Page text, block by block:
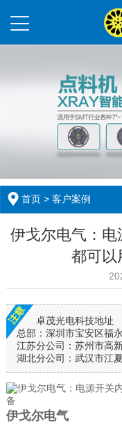
首页 >客户案例
伊戈尔电气：电
都可以
卓茂光电科技地址
总部：深圳市宝安区福
江苏分公司：苏州市高
湖北分公司：武汉市江
伊戈尔电气